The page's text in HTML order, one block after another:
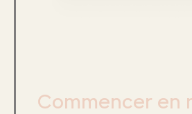
Commencer en